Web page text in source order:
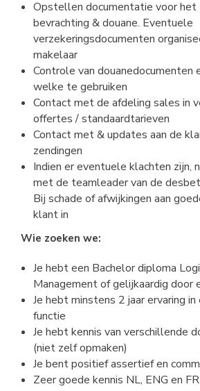
Opstellen documentatie voor het
bevrachting & douane. Eventuele
verzekeringsdocumenten
makelaar
Controle van douanedocumenten
welke te gebruiken
Contact met de afdeling sales in
offertes / standaardtarieven
Contact met & updates aan de
zendingen
Indien er eventuele klachten zijn,
met de teamleader van de
Bij schade of afwijkingen aan
klant in
Wie zoeken we:
Je hebt een Bachelor diploma
Management of gelijkaardig door
Je hebt minstens 2 jaar ervaring
functie
Je hebt kennis van verschillende
(niet zelf opmaken)
Je bent positief assertief en
Zeer goede kennis NL, ENG en